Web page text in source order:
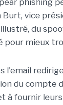
phishing
Burt, vice
du
pour mieux
l'email
du compte
à fournir